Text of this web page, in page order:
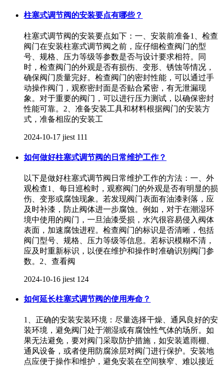
柱塞式调节阀的安装要点有哪些？
柱塞式调节阀的安装要点如下：一、安装前准备1、检查
阀门在安装柱塞式调节阀之前，应仔细检查阀门的型
号、规格、压力等级等参数是否与设计要求相符。同
时，检查阀门的外观是否有损伤、变形、锈蚀等情况，
确保阀门质量完好。检查阀门的密封性能，可以通过手
动操作阀门，观察密封面是否贴合紧密，有无泄漏现
象。对于重要的阀门，可以进行压力测试，以确保密封
性能可靠。2、准备安装工具和材料根据阀门的安装方
式，准备相应的安装工
2024-10-17 jiest 111
如何做好柱塞式调节阀的日常维护工作？
以下是做好柱塞式调节阀日常维护工作的方法：一、外
观检查1、每日巡检时，观察阀门的外观是否有明显的损
伤、变形或腐蚀现象。若发现阀门表面有油漆剥落，应
及时补漆，防止阀体进一步腐蚀。例如，对于在潮湿环
境中使用的阀门，一旦油漆受损，水汽很容易侵入阀体
表面，加速腐蚀进程。检查阀门的标识是否清晰，包括
阀门型号、规格、压力等级等信息。若标识模糊不清，
应及时重新标识，以便在维护和操作时准确识别阀门参
数。2、查看阀
2024-10-16 jiest 124
如何延长柱塞式调节阀的使用寿命？
1、正确的安装安装环境：尽量选择干燥、通风良好的安
装环境，避免阀门处于潮湿或有腐蚀性气体的场所。如
果无法避免，要对阀门采取防护措施，如安装遮雨棚、
通风设备，或者使用防腐涂层对阀门进行保护。安装地
点应便于操作和维护，避免安装在空间狭窄、难以接近